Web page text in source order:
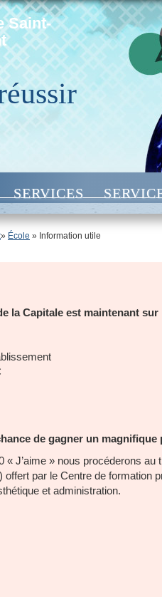
Saint-
SERVICES
» École » Information utile
la Capitale est maintenant sur
de gagner un magnifique
J’aime » nous procéderons au
offert par le Centre de formation
et administration.